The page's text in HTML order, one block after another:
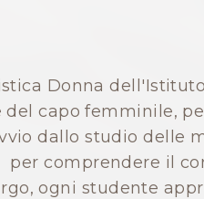
Donna
capo femminile,
dallo studio delle
per comprendere il
ogni studente